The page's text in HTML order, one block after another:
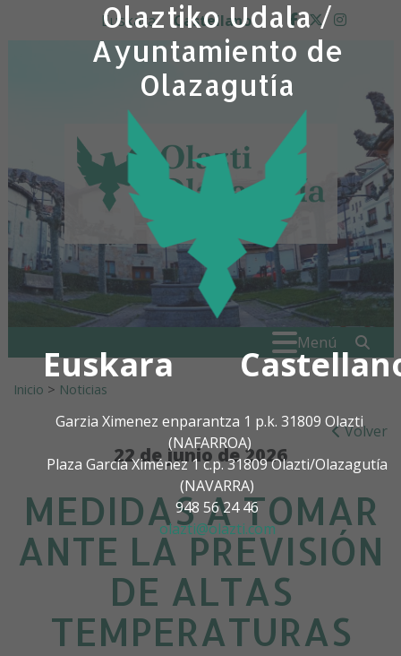
Olaztiko Udala /
Ayuntamiento de
Olazagutía
Euskara
Garzia Ximenez enparantza 1 p.k. 31809 Olazti
(NAFARROA)
Plaza García Ximénez 1 c.p. 31809 Olazti/Olazagutía
(NAVARRA)
948 56 24 46
olazti@olazti.com
Euskara Castellano facebook
twitter
Menú
Inicio > Noticias
Volver
22 de junio de 2026
MEDIDAS A TOMAR
ANTE LA PREVISIÓN
DE ALTAS
TEMPERATURAS